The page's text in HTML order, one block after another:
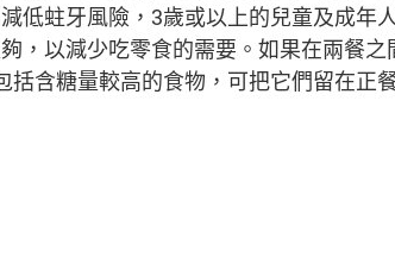
低蛀牙風險，3歲或以上的兒童及成年
，以減少吃零食的需要。如果在兩餐
括含糖量較高的食物，可把它們留在正